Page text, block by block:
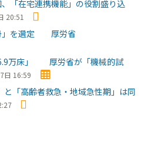
「在宅連携機能」の役割盛り込
20:51
」を選定 厚労省
万床」 厚労省が「機械的試
日 16:59
「高齢者救急・地域急性期」は同